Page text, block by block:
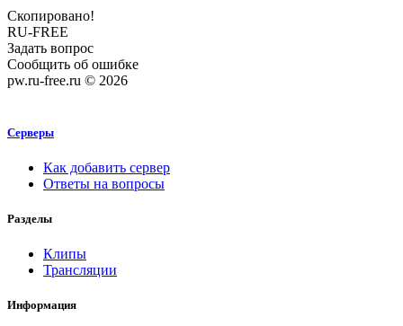
Скопировано!
RU-FREE
Задать вопрос
Сообщить об ошибке
pw.ru-free.ru © 2026
Серверы
Как добавить сервер
Ответы на вопросы
Разделы
Клипы
Трансляции
Информация